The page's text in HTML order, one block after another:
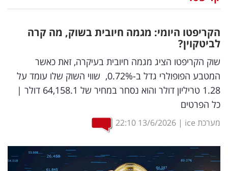
דיגיטל
וטק
שיווק
ופרסום
משפט
מדדים
ומחקרים
הקריפטו היומי: מגמה חיובית בשוק, מה קרה
לביטקוין?
שוק הקריפטו הציג מגמה חיובית בעיקרה, זאת כאשר
המטבע הפופולרי גדל ב-0.72%, שווי השוק שלו עומד על
1.28 טריליון דולר והוא נסחר במחיר של 64,158.1 דולר |
כל הפרטים
מערכת ice |
13/6/2026
22:10